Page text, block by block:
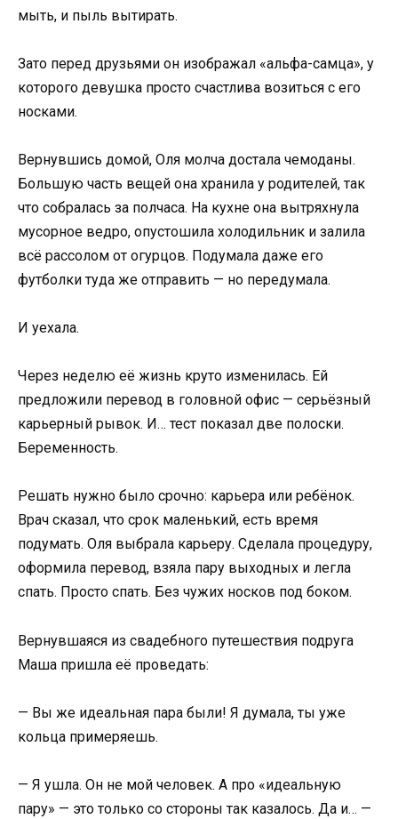
мыть, и пыль вытирать.
Зато перед друзьями он изображал «альфа-самца», у
которого девушка просто счастлива возиться с его
носками.
Вернувшись домой, Оля молча достала чемоданы.
Большую часть вещей она хранила у родителей, так
что собралась за полчаса. На кухне она вытряхнула
мусорное ведро, опустошила холодильник и залила
всё рассолом от огурцов. Подумала даже его
футболки туда же отправить — но передумала.
И уехала.
Через неделю её жизнь круто изменилась. Ей
предложили перевод в головной офис — серьёзный
карьерный рывок. И… тест показал две полоски.
Беременность.
Решать нужно было срочно: карьера или ребёнок.
Врач сказал, что срок маленький, есть время
подумать. Оля выбрала карьеру. Сделала процедуру,
оформила перевод, взяла пару выходных и легла
спать. Просто спать. Без чужих носков под боком.
Вернувшаяся из свадебного путешествия подруга
Маша пришла её проведать:
— Вы же идеальная пара были! Я думала, ты уже
кольца примеряешь.
— Я ушла. Он не мой человек. А про «идеальную
пару» — это только со стороны так казалось. Да и… —